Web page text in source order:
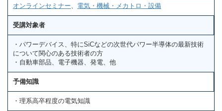
オンラインセミナー、 電気・機械・メカトロ・設備
受講対象者
・パワーデバイス、特にSiCなどの次世代パワー半導体の最新技術
について関心のある技術者の方
・自動車部品、電子機器、発電、他
予備知識
・理系高卒程度の電気知識